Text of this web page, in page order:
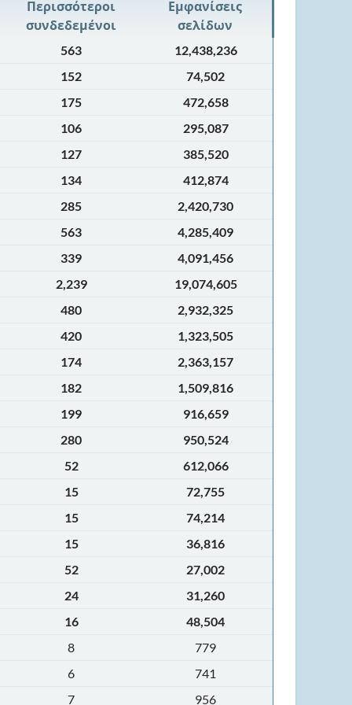
Περισσότεροι
συνδεδεμένοι
Εμφανίσεις
σελίδων
563
12,438,236
152
74,502
175
472,658
106
295,087
127
385,520
134
412,874
285
2,420,730
563
4,285,409
339
4,091,456
2,239
19,074,605
480
2,932,325
420
1,323,505
174
2,363,157
182
1,509,816
199
916,659
280
950,524
52
612,066
15
72,755
15
74,214
15
36,816
52
27,002
24
31,260
16
48,504
8
779
6
741
7 956